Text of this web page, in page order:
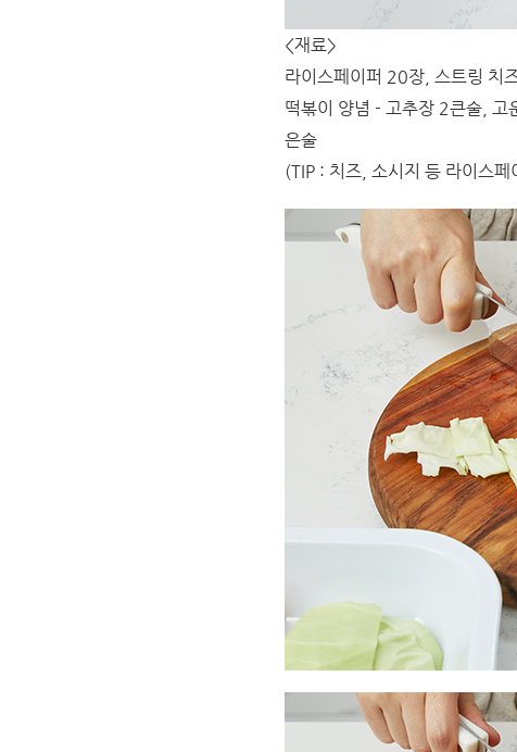
<재료>
라이스페이퍼 20장, 스트링 치
떡볶이 양념 - 고추장 2큰술,
은술
(TIP : 치즈, 소시지 등 라이스